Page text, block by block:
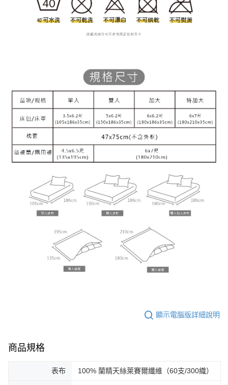
顯示電腦版詳細說明
商品規格
表布 100% 蘭精天絲萊賽爾纖維（60支/300織）